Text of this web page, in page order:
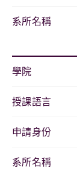
系所名稱
學院
授課語言
申請身份
系所名稱